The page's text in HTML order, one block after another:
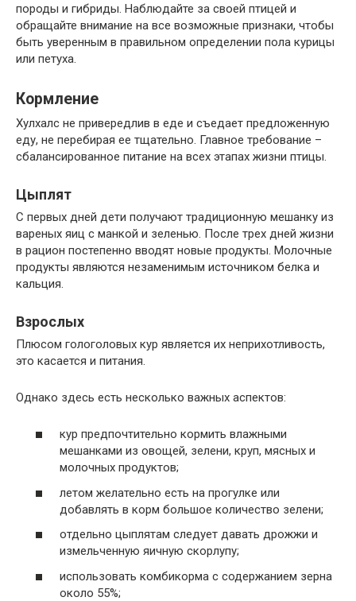
породы и гибриды. Наблюдайте за своей птицей и
обращайте внимание на все возможные признаки, чтобы
быть уверенным в правильном определении пола курицы
или петуха.
Кормление
Хулхалс не привередлив в еде и съедает предложенную
еду, не перебирая ее тщательно. Главное требование –
сбалансированное питание на всех этапах жизни птицы.
Цыплят
С первых дней дети получают традиционную мешанку из
вареных яиц с манкой и зеленью. После трех дней жизни
в рацион постепенно вводят новые продукты. Молочные
продукты являются незаменимым источником белка и
кальция.
Взрослых
Плюсом гологоловых кур является их неприхотливость,
это касается и питания.
Однако здесь есть несколько важных аспектов:
кур предпочтительно кормить влажными
мешанками из овощей, зелени, круп, мясных и
молочных продуктов;
летом желательно есть на прогулке или
добавлять в корм большое количество зелени;
отдельно цыплятам следует давать дрожжи и
измельченную яичную скорлупу;
использовать комбикорма с содержанием зерна
около 55%;